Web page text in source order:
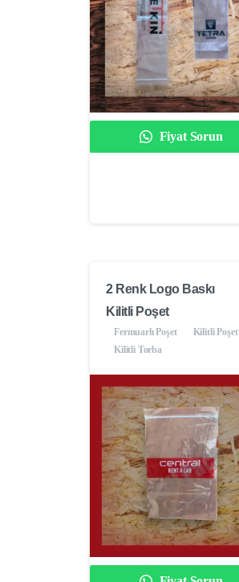
Fiyat Sorun
2 Renk Logo Baskı
Kilitli Poşet
Fermuarlı Poşet
Kilitli Poşet
Kilitli Torba